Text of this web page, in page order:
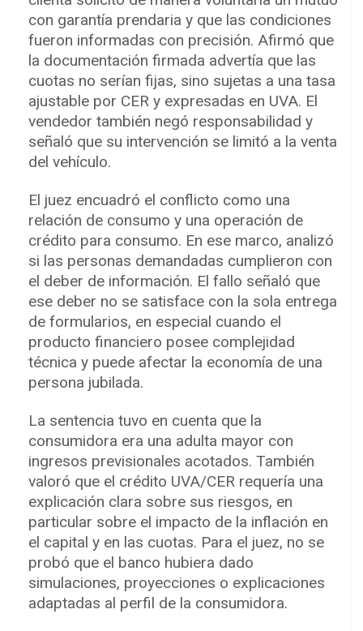
con garantía prendaria y que las condiciones
fueron informadas con precisión. Afirmó que
la documentación firmada advertía que las
cuotas no serían fijas, sino sujetas a una tasa
ajustable por CER y expresadas en UVA. El
vendedor también negó responsabilidad y
señaló que su intervención se limitó a la venta
del vehículo.
El juez encuadró el conflicto como una
relación de consumo y una operación de
crédito para consumo. En ese marco, analizó
si las personas demandadas cumplieron con
el deber de información. El fallo señaló que
ese deber no se satisface con la sola entrega
de formularios, en especial cuando el
producto financiero posee complejidad
técnica y puede afectar la economía de una
persona jubilada.
La sentencia tuvo en cuenta que la
consumidora era una adulta mayor con
ingresos previsionales acotados. También
valoró que el crédito UVA/CER requería una
explicación clara sobre sus riesgos, en
particular sobre el impacto de la inflación en
el capital y en las cuotas. Para el juez, no se
probó que el banco hubiera dado
simulaciones, proyecciones o explicaciones
adaptadas al perfil de la consumidora.